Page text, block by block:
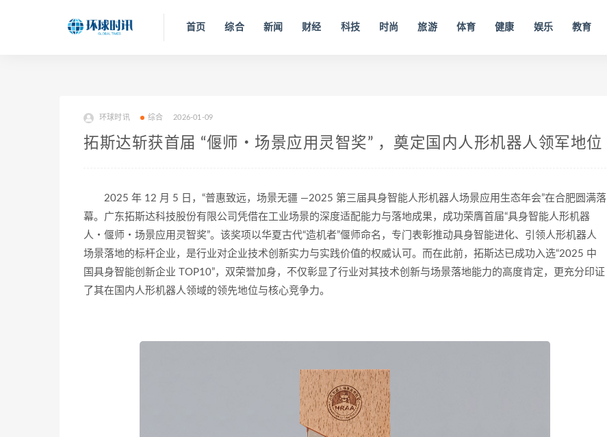
首页 综合 新闻 财经 科技 时尚 旅游 体育 健康 娱乐 教育
环球时讯 综合 2026-01-09
拓斯达斩获首届 “偃师・场景应用灵智奖” ，奠定国内人形机器人领军地位
2025 年 12 月 5 日，“普惠致远，场景无疆 —2025 第三届具身智能人形机器人场景应用生态年会”在合肥圆满落
幕。广东拓斯达科技股份有限公司凭借在工业场景的深度适配能力与落地成果，成功荣膺首届“具身智能人形机器
人・偃师・场景应用灵智奖”。该奖项以华夏古代“造机者”偃师命名，专门表彰推动具身智能进化、引领人形机器人
场景落地的标杆企业，是行业对企业技术创新实力与实践价值的权威认可。而在此前，拓斯达已成功入选“2025 中
国具身智能创新企业 TOP10”，双荣誉加身，不仅彰显了行业对其技术创新与场景落地能力的高度肯定，更充分印证
了其在国内人形机器人领域的领先地位与核心竞争力。